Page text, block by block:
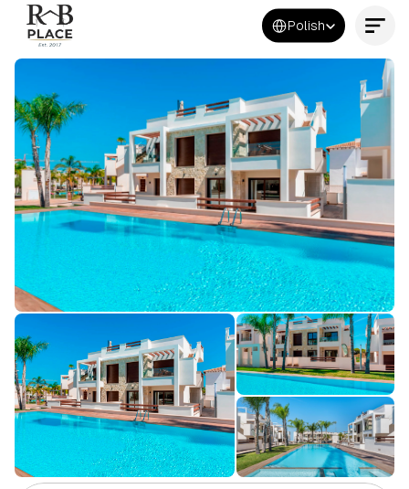
Select Language
Polish
Kontakt